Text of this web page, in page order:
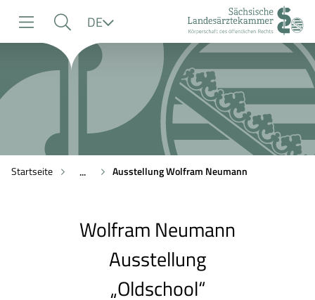
Navigation
Suche
Inhalt
DE
Startseite ... Ausstellung Wolfram Neumann
Wolfram Neumann
Ausstellung
„Oldschool“